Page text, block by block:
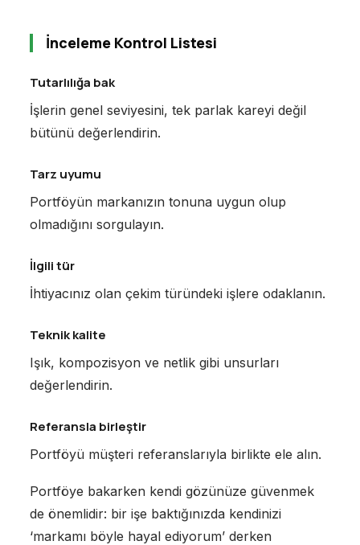
İnceleme Kontrol Listesi
Tutarlılığa bak
İşlerin genel seviyesini, tek parlak kareyi değil
bütünü değerlendirin.
Tarz uyumu
Portföyün markanızın tonuna uygun olup
olmadığını sorgulayın.
İlgili tür
İhtiyacınız olan çekim türündeki işlere odaklanın.
Teknik kalite
Işık, kompozisyon ve netlik gibi unsurları
değerlendirin.
Referansla birleştir
Portföyü müşteri referanslarıyla birlikte ele alın.
Portföye bakarken kendi gözünüze güvenmek
de önemlidir: bir işe baktığınızda kendinizi
‘markamı böyle hayal ediyorum’ derken